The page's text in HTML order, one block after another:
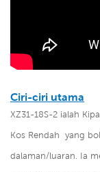
Ciri-ciri utama
XZ31-18S-2 ialah
Kos Rendah yang
dalaman/luaran. Ia